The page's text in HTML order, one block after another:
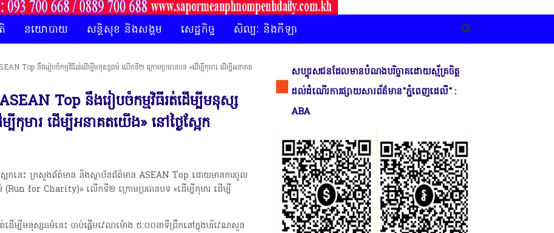
នយោបាយ សន្តិសុខ និងសង្គម សេដ្ឋកិច្ច សិល្បៈ និងកីឡា
Top នឹងរៀបចំកម្មវិធីរត់ដើម្បីមនុស្សធម៌ លើកទី២ ក្រោមប្រធានបទ «ដើម្បីកុមារ ដើម្បីអនាគត
Top នឹងរៀបចំកម្មវិធីរត់ដើម្បីមនុស្ស
មារ ដើម្បីអនាគតយើង» នៅថ្ងៃស្អែក
ែកនេះ ក្រសួងព័ត៌មាន និងស្ថាប័នព័ត៌មាន ASEAN Top ដោយមានការចូល
(Run for Charity)» លើកទី២ ក្រោមប្រធានបទ «ដើម្បីកុមារ ដើម្បី
ើម្បីមនុស្សធម៌នេះ ចាប់ផ្តើមវេលាម៉ោង ៥:០០នាទីព្រឹកនៅក្នុងបរិវេណសួន
សប្បុរសជនដែលមានបំណងបរិច្ចាគដោយស្ម័គ្រចិត្ត
ដល់ដំណើរការផ្សាយសារព័ត៌មាន"ភ្នំពេញដេលី" :
ABA